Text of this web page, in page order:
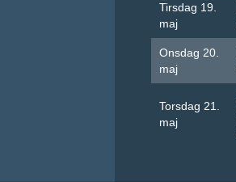
Tirsdag 19.
maj
Onsdag 20.
maj
Torsdag 21.
maj